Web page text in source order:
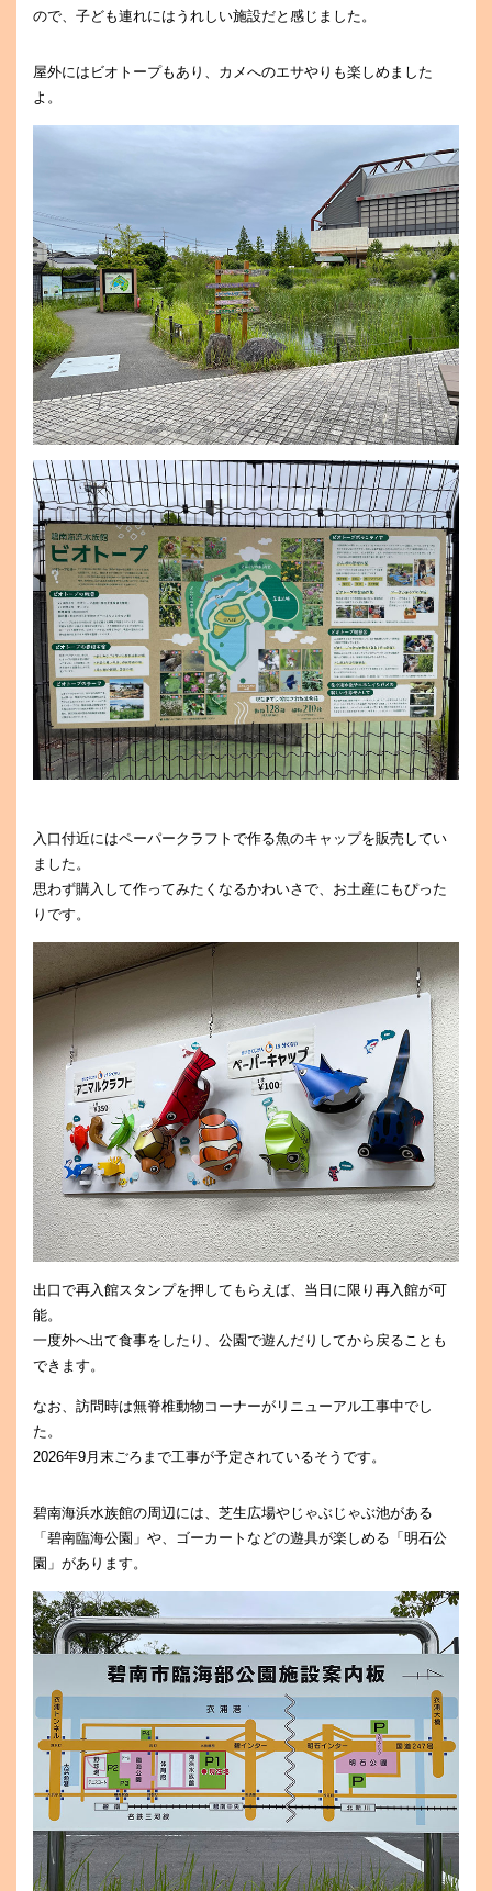
ので、子ども連れにはうれしい施設だと感じました。
屋外にはビオトープもあり、カメへのエサやりも楽しめました
よ。
入口付近にはペーパークラフトで作る魚のキャップを販売してい
ました。
思わず購入して作ってみたくなるかわいさで、お土産にもぴった
りです。
出口で再入館スタンプを押してもらえば、当日に限り再入館が可
能。
一度外へ出て食事をしたり、公園で遊んだりしてから戻ることも
できます。
なお、訪問時は無脊椎動物コーナーがリニューアル工事中でし
た。
2026年9月末ごろまで工事が予定されているそうです。
碧南海浜水族館の周辺には、芝生広場やじゃぶじゃぶ池がある
「碧南臨海公園」や、ゴーカートなどの遊具が楽しめる「明石公
園」があります。